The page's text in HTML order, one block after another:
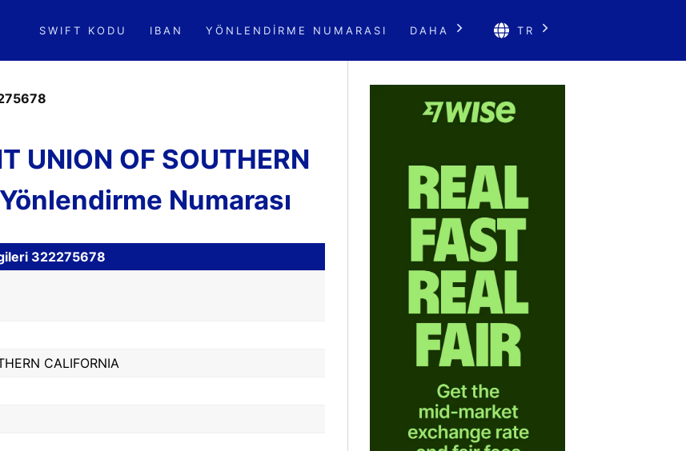
SWIFT KODU IBAN YÖNLENDIRME NUMARASI DAHA TR
UNION OF SOUTHERN
Numarası
322275678
CALIFORNIA